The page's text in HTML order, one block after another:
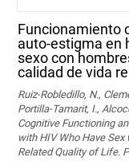
Funcionamiento
auto-estigma en
sexo con
calidad de vida
Ruiz-Robledillo, N.,
Portilla-Tamarit, I.,
Cognitive Functioning
with HIV Who Have
Related Quality of Life.